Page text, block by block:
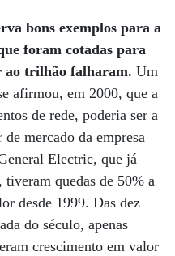
bons exemplos para a
foram cotadas para
ao trilhão falharam. Um
afirmou, em 2000, que a
de rede, poderia ser a
mercado da empresa
Electric, que já
tiveram quedas de 50% a
desde 1999. Das dez
do século, apenas
crescimento em valor